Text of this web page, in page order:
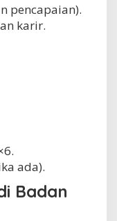
pencapaian).
karir.
ada).
Badan